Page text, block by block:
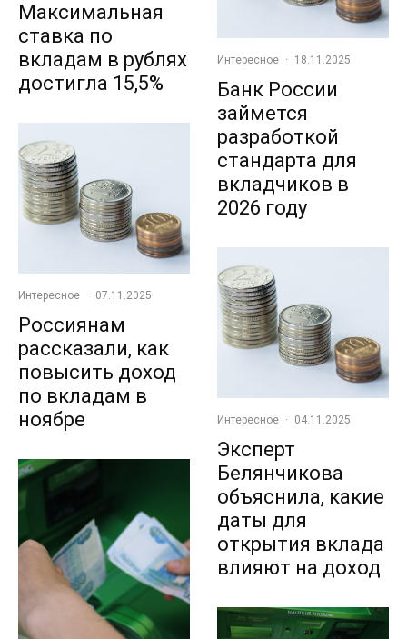
Максимальная
ставка по
вкладам в рублях
достигла 15,5%
Интересное · 07.11.2025
Россиянам
рассказали, как
повысить доход
по вкладам в
ноябре
Интересное · 18.11.2025
Банк России
займется
разработкой
стандарта для
вкладчиков в
2026 году
Интересное · 04.11.2025
Эксперт
Белянчикова
объяснила, какие
даты для
открытия вклада
влияют на доход